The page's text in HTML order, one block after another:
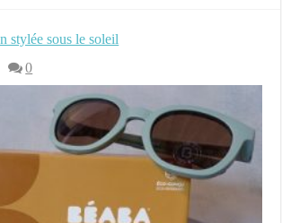
stylée sous le soleil
0